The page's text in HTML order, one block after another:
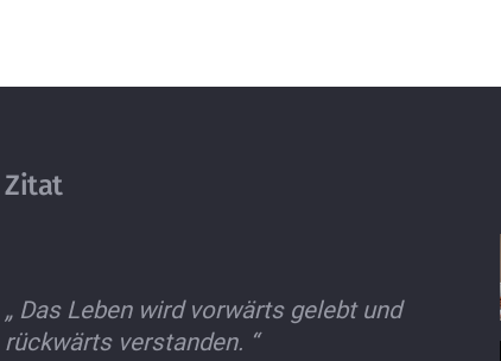
Zitat
„ Das Leben wird vorwärts gelebt und
rückwärts verstanden. “